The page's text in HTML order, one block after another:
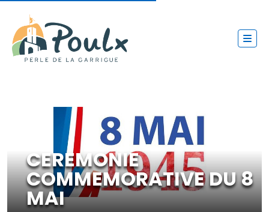
CEREMONIE
COMMEMORATIVE DU 8
MAI